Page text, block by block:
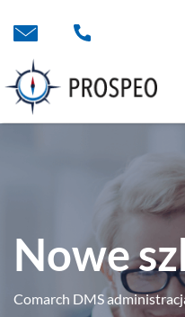
do
Nowe
Comarch DMS